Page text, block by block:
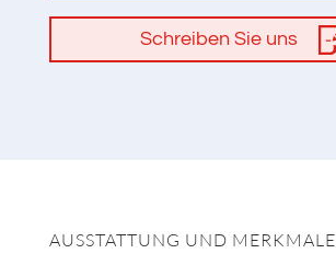
Schreiben Sie uns
AUSSTATTUNG UND MERKMALE